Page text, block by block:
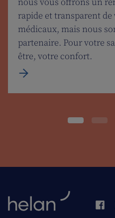
rapide et transparent de
médicaux, mais nous
partenaire. Pour votre
être, votre confort.